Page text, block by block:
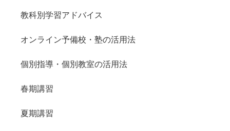
教科別学習アドバイス
オンライン予備校・塾の活用法
個別指導・個別教室の活用法
春期講習
夏期講習